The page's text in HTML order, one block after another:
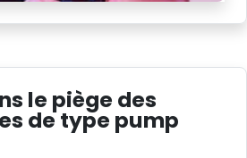
le piège des
de type pump